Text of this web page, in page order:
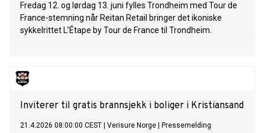
Fredag 12. og lørdag 13. juni fylles Trondheim med Tour de
France-stemning når Reitan Retail bringer det ikoniske
sykkelrittet L’Étape by Tour de France til Trondheim.
Inviterer til gratis brannsjekk i boliger i Kristiansand
21.4.2026 08:00:00 CEST Verisure Norge Pressemelding